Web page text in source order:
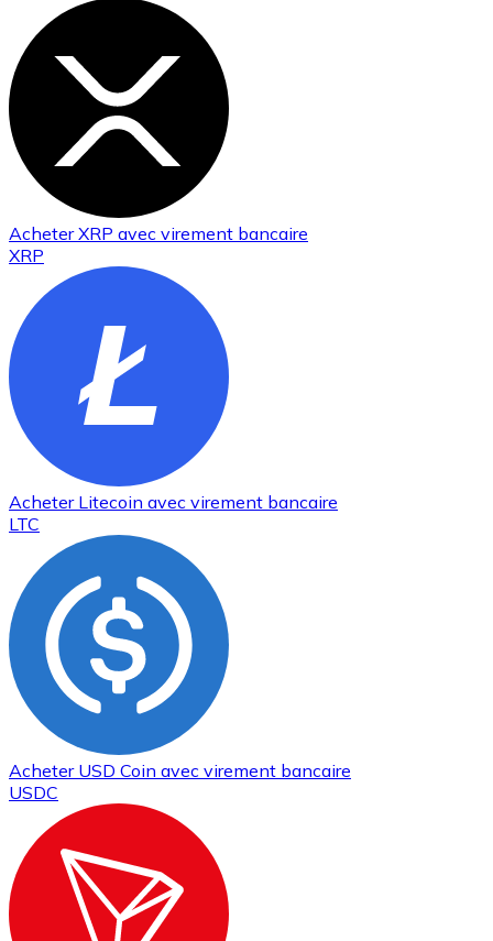
AcheterXRP avec virement bancaire
XRP
Acheter Litecoin avec virement bancaire
LTC
Acheter USD Coin avec virement bancaire
USDC